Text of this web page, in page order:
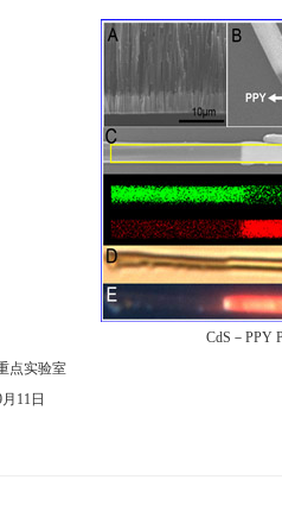
CdS －PPY
室
月11 日